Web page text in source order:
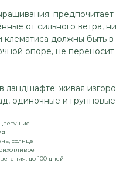
предпочитает
от сильного ветра,
клематиса должны быть в
опоре, не переносит
ландшафте: живая
одиночные и
солнце
до 100 дней